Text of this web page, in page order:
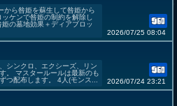
から咎姫を蘇生して咎姫から
ケンで咎姫の制約を解除し
の墓地効果＋ディアブロッ
2026/07/25 08:04
シンクロ、エクシーズ、リン
。 マスタールールは最新のも
つ配布します。 4人(モンス...
2026/07/24 23:21